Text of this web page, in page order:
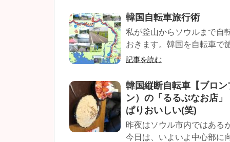
韓国自転車旅行術
私が釜山からソウルまで自
おきます。韓国を自転車で
記事を読む
韓国縦断自転車【ブロ
ン）の「るるぶなお店
ぱりおいしい(笑)
昨夜はソウル市内ではある
今日は、いよいよ中心部に